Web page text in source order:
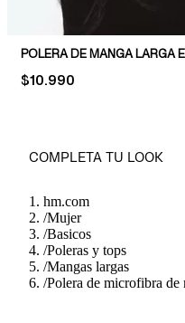
POLERA DE MANGA LARGA
PRICE:
$10.990
COMPLETA TU LOOK
hm.com
/Mujer
/Basicos
/Poleras y tops
/Mangas largas
/Polera de microfibra de